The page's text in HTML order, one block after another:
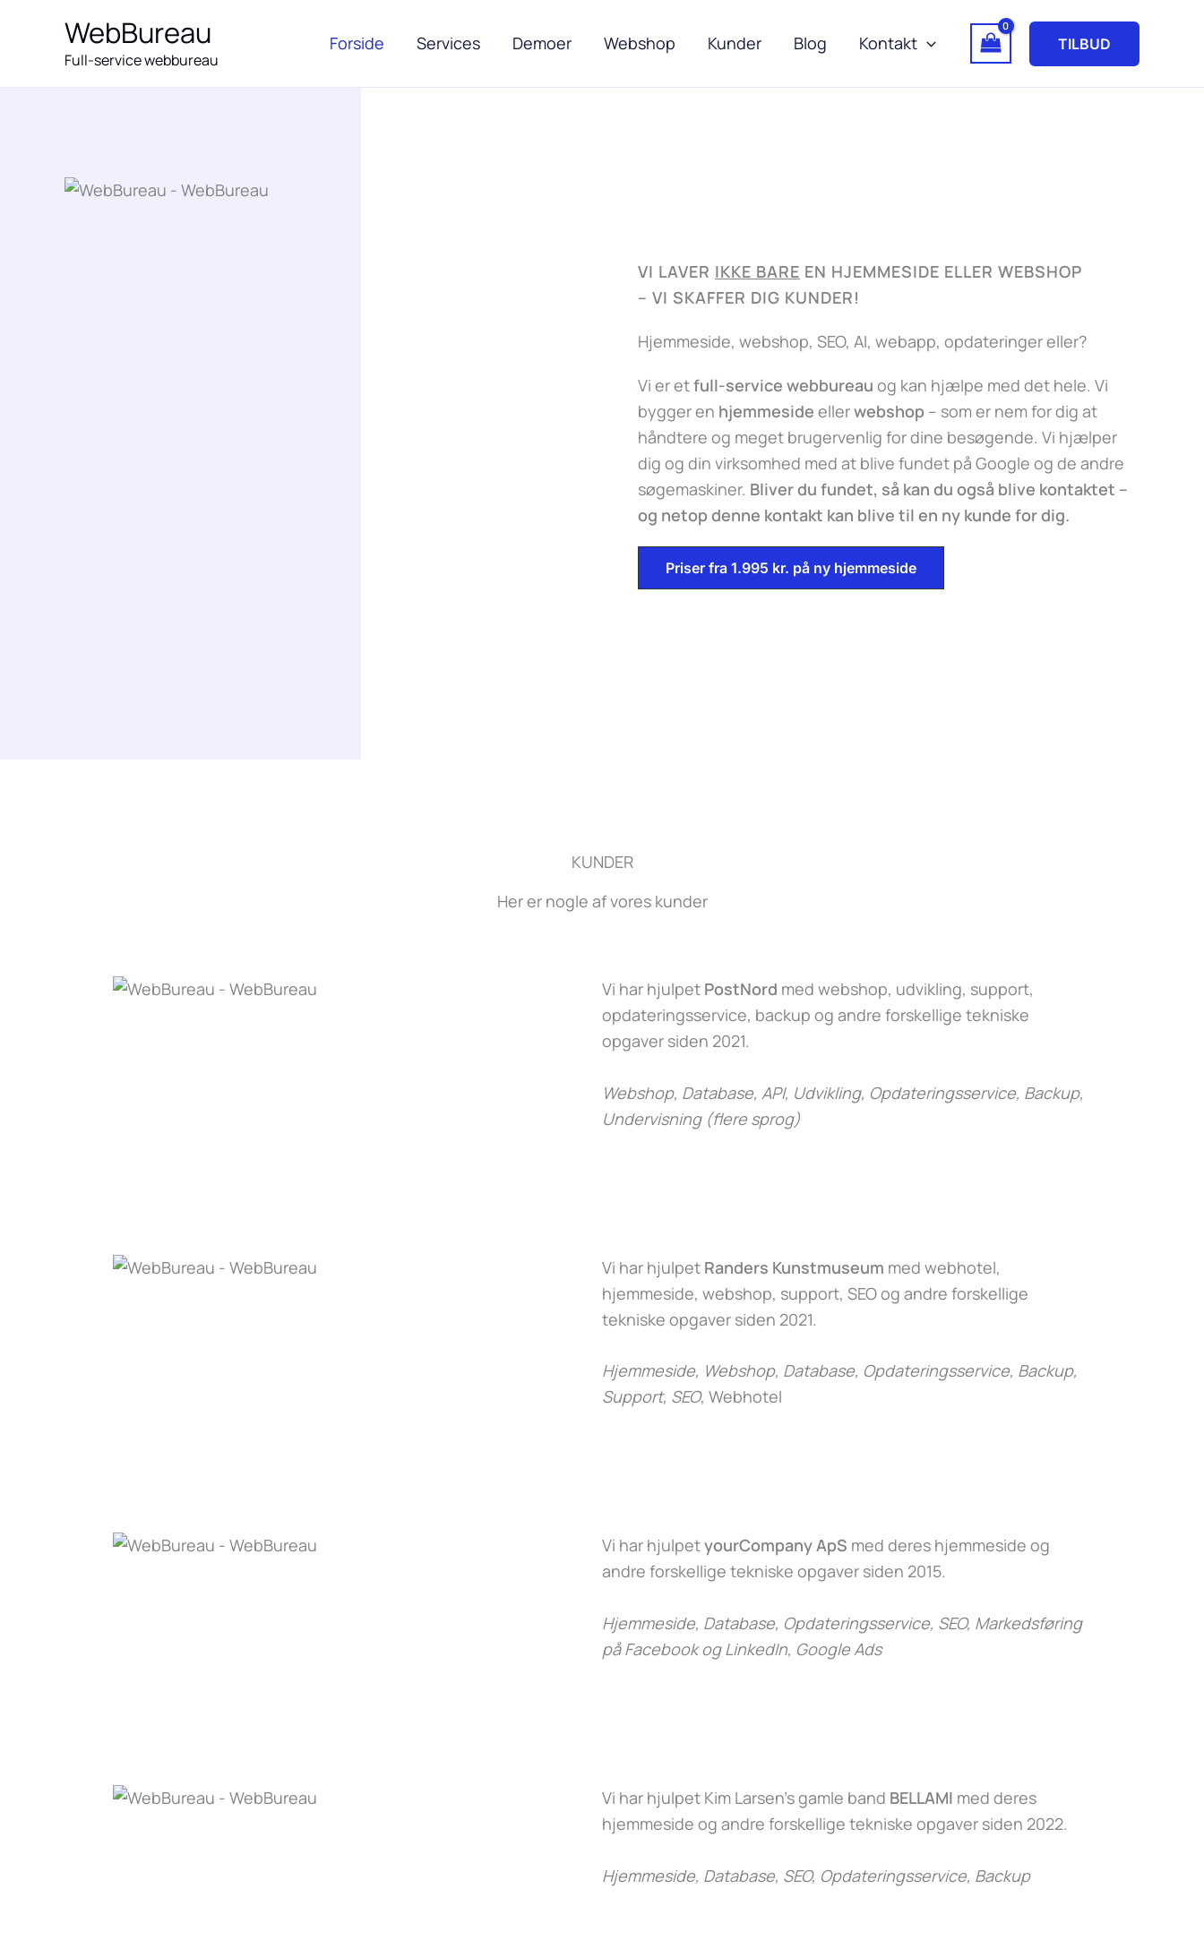
indholdet
WebBureau
Full-service webbureau
Forside Services Demoer Webshop Kunder Blog Kontakt TILBUD
VI LAVER IKKE BARE EN HJEMMESIDE ELLER WEBSHOP
– VI SKAFFER DIG KUNDER!
Hjemmeside, webshop, SEO, AI, webapp, opdateringer eller?
Vi er etfull-service webbureau og kan hjælpe med det hele. Vi
bygger en hjemmeside ellerwebshop – som er nem for dig at
håndtere og meget brugervenlig for dine besøgende. Vi hjælper
dig og din virksomhed med at blive fundet på Google og de andre
søgemaskiner. Bliver du fundet, så kan du også blive kontaktet –
og netop denne kontakt kan blive til en ny kunde for dig.
Priser fra 1.995 kr. på ny hjemmeside
KUNDER
Her er nogle af vores kunder
Vi har hjulpet PostNord med webshop, udvikling, support,
opdateringsservice, backup og andre forskellige tekniske
opgaver siden 2021.
Webshop, Database, API, Udvikling, Opdateringsservice, Backup,
Undervisning (flere sprog)
Vi har hjulpet Randers Kunstmuseum med webhotel,
hjemmeside, webshop, support, SEO og andre forskellige
tekniske opgaver siden 2021.
Hjemmeside, Webshop, Database, Opdateringsservice, Backup,
Support, SEO, Webhotel
Vi har hjulpetyourCompany ApS med deres hjemmeside og
andre forskellige tekniske opgaver siden 2015.
Hjemmeside, Database, Opdateringsservice, SEO, Markedsføring
på Facebook og LinkedIn, Google Ads
Vi har hjulpet Kim Larsen’s gamle band BELLAMI med deres
hjemmeside og andre forskellige tekniske opgaver siden 2022.
Hjemmeside, Database, SEO, Opdateringsservice, Backup